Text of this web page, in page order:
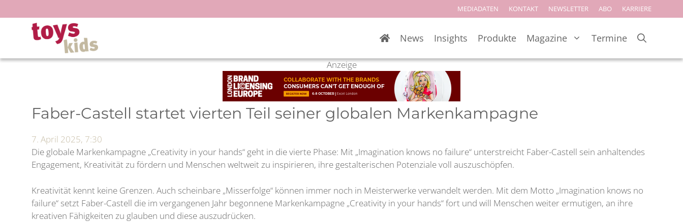
Inhalt
springen
MEDIADATEN KONTAKT NEWSLETTER ABO KARRIERE
News Insights Produkte Magazine Termine
Anzeige
Faber-Castell startet vierten Teil seiner globalen Markenkampagne
7. April 2025, 7:30
Die globale Markenkampagne „Creativity in your hands“ geht in die vierte Phase: Mit „Imagination knows no failure“ unterstreicht Faber-Castell sein anhaltendes
Engagement, Kreativität zu fördern und Menschen weltweit zu inspirieren, ihre gestalterischen Potenziale voll auszuschöpfen.
Kreativität kennt keine Grenzen. Auch scheinbare „Misserfolge“ können immer noch in Meisterwerke verwandelt werden. Mit dem Motto „Imagination knows no
failure“ setzt Faber-Castell die im vergangenen Jahr begonnene Markenkampagne „Creativity in your hands“ fort und will Menschen weiter ermutigen, an ihre
kreativen Fähigkeiten zu glauben und diese auszudrücken.